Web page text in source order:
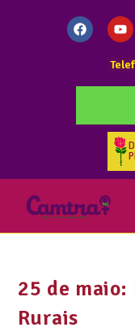
25 de maio:
Rurais